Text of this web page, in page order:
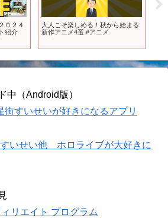
０２４
紹介
大人こそ楽しめる！秋から始まる
新作アニメ4選 #アニメ
中（Android版）
すいせいが好きになるアプリ
いせい他 ホロライブが大好きに
リエイト プログラム